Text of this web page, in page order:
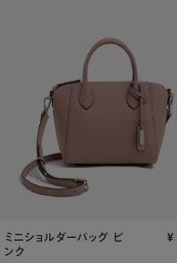
ミニショルダーバッグ ピ
ンク
¥